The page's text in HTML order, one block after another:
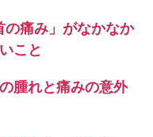
痛み」がなかなか
こと
腫れと痛みの意外